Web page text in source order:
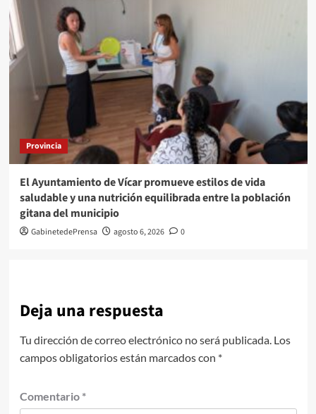
Provincia
El Ayuntamiento de Vícar promueve estilos de vida
saludable y una nutrición equilibrada entre la población
gitana del municipio
GabinetedePrensa agosto 6, 2026 0
Deja una respuesta
Tu dirección de correo electrónico no será publicada. Los
campos obligatorios están marcados con *
Comentario *